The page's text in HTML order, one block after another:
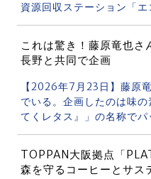
資源回収ステーション「
これは驚き！藤原竜也
長野と共同で企画
【2026年7月23日】藤原
でいる。企画したのは味
てくレタス』」の名称で
TOPPAN大阪拠点「
森を守るコーヒーとサス